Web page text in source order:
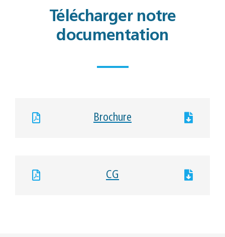
Télécharger notre
documentation
Brochure
CG